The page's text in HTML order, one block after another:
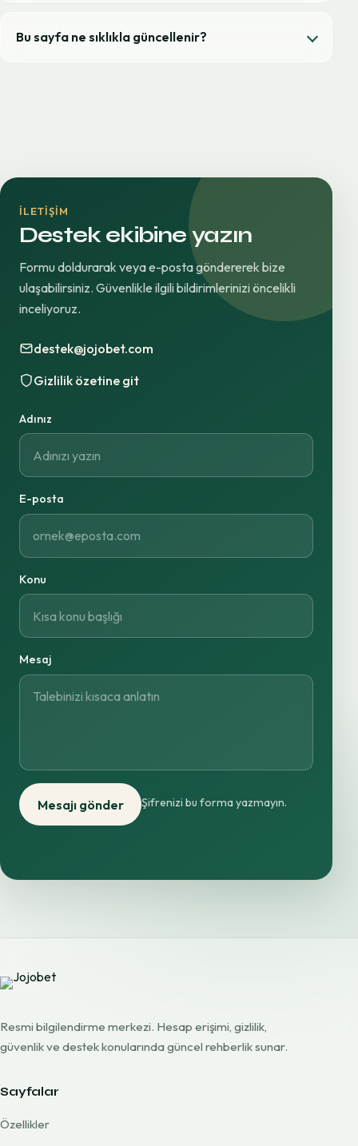
Bu sayfa ne sıklıkla güncellenir?
İLETIŞIM
Destek ekibine yazın
Formu doldurarak veya e-posta göndererek bize
ulaşabilirsiniz. Güvenlikle ilgili bildirimlerinizi öncelikli
inceliyoruz.
destek@jojobet.com
Gizlilik özetine git
Adınız
E-posta
Konu
Mesaj
Mesajı gönder Şifrenizi bu forma yazmayın.
Resmi bilgilendirme merkezi. Hesap erişimi, gizlilik,
güvenlik ve destek konularında güncel rehberlik sunar.
Sayfalar
Özellikler